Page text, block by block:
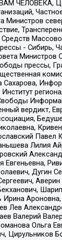
ЧЕЛОВЕКА,
Министров
- Сибирь,
Министров
прессы,
Сахарова,
вердикт,
Павел
Лилия
Евгеньевна,
Дугин
Аверин
Лев
Валерий
Ольга
Цирульников